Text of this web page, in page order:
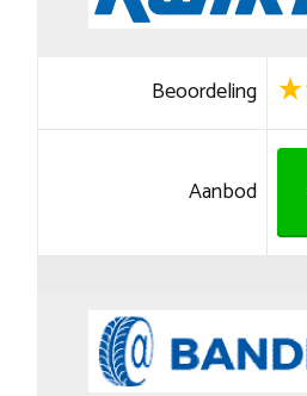
Beoordeling
Aanbod